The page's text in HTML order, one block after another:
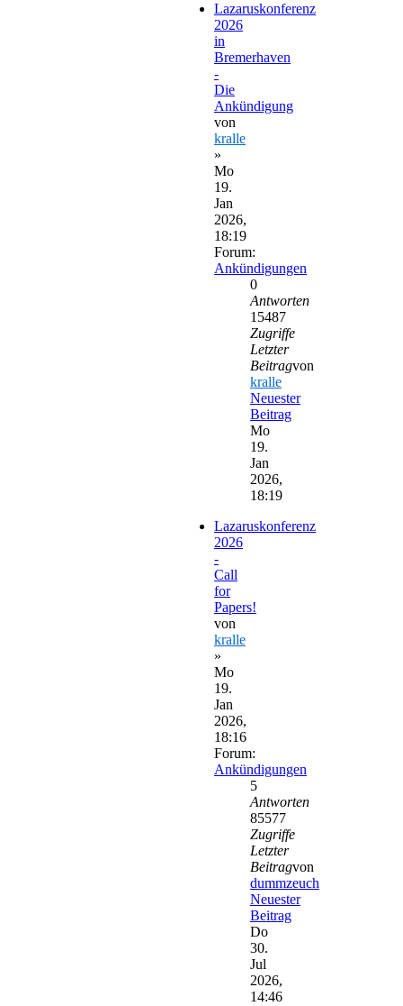
Lazaruskonferenz
2026
in
Bremerhaven
-
Die
Ankündigung
von
kralle
»
Mo
19.
Jan
2026,
18:19
Forum:
Ankündigungen
0
Antworten
15487
Zugriffe
Letzter
Beitragvon
kralle
Neuester
Beitrag
Mo
19.
Jan
2026,
18:19
Lazaruskonferenz
2026
-
Call
for
Papers!
von
kralle
»
Mo
19.
Jan
2026,
18:16
Forum:
Ankündigungen
5
Antworten
85577
Zugriffe
Letzter
Beitragvon
dummzeuch
Neuester
Beitrag
Do
30.
Jul
2026,
14:46